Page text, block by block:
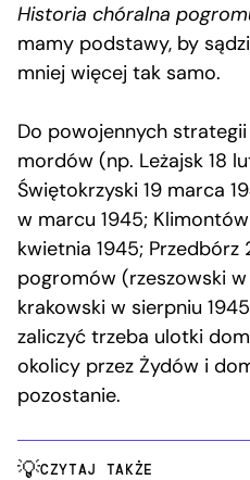
Historia chóralna
mamy podstawy, by
mniej więcej tak samo.
Do powojennych
mordów (np. Leżajsk 18
Świętokrzyski 19 marca
w marcu 1945;
kwietnia 1945; Przedbórz
pogromów (rzeszowski
krakowski w sierpniu
zaliczyć trzeba ulotki
okolicy przez Żydów i
pozostanie.
CZYTAJ TAKŻE